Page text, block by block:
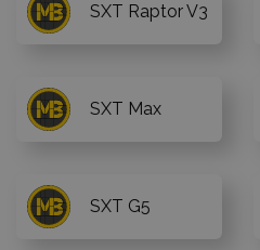
SXT Raptor V3
SXT Max
SXT G5